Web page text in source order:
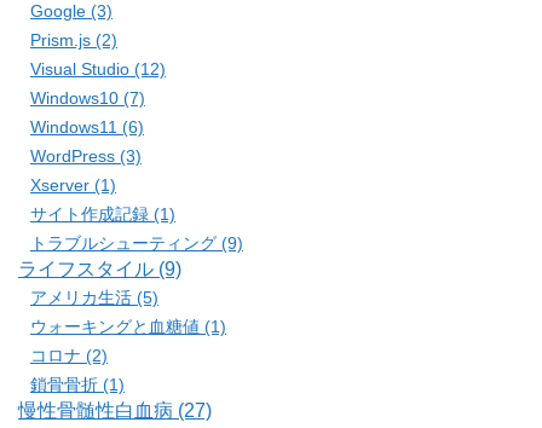
Google (3)
Prism.js (2)
Visual Studio (12)
Windows10 (7)
Windows11 (6)
WordPress (3)
Xserver (1)
サイト作成記録 (1)
トラブルシューティング (9)
ライフスタイル (9)
アメリカ生活 (5)
ウォーキングと血糖値 (1)
コロナ (2)
鎖骨骨折 (1)
慢性骨髄性白血病 (27)